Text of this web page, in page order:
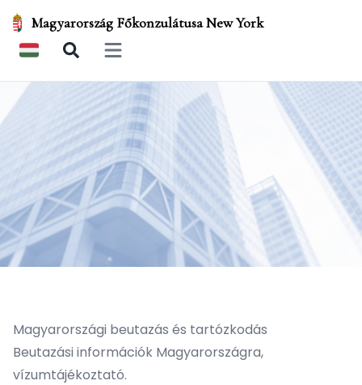
Magyarország Főkonzulátusa New York
Open main menu
Magyarországi beutazás és tartózkodás
Beutazási információk Magyarországra,
vízumtájékoztató.